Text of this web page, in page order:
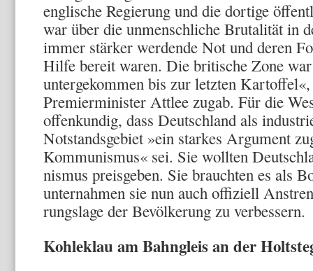
englische Re­gierung und die dortige
war über die unmenschliche Brutalität in
immer stärker werdende Not und deren
Hilfe bereit waren. Die britische Zone
untergekommen bis zur letzten
Premierminister Attlee zugab. Für die
offenkundig, dass Deutschland als
Notstandsgebiet »ein starkes Ar­gument
Kommunismus« sei. Sie wollten
nismus preisgeben. Sie brauchten es als
unternahmen sie nun auch offiziell
rungslage der Bevölkerung zu verbessern.
Kohleklau am Bahngleis an der